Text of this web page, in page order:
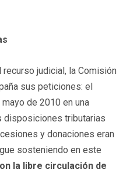
judicial, la Comisión
sus peticiones: el
de 2010 en una
disposiciones tributarias
y donaciones eran
sosteniendo en este
la libre circulación de